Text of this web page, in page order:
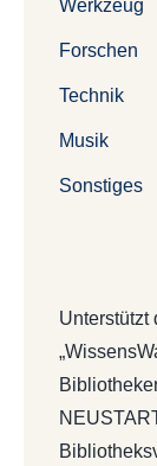
Werkzeug
Forschen
Technik
Musik
Sonstiges
Unterstützt